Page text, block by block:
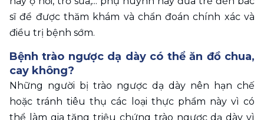
sĩ để được thăm khám và chẩn đoán chính xác và
điều trị bệnh sớm.
Bệnh trào ngược dạ dày có thể ăn đồ chua,
cay không?
Những người bị trào ngược dạ dày nên hạn chế
hoặc tránh tiêu thụ các loại thực phẩm này vì có
thể làm gia tăng triệu chứng trào ngược dạ dày vì